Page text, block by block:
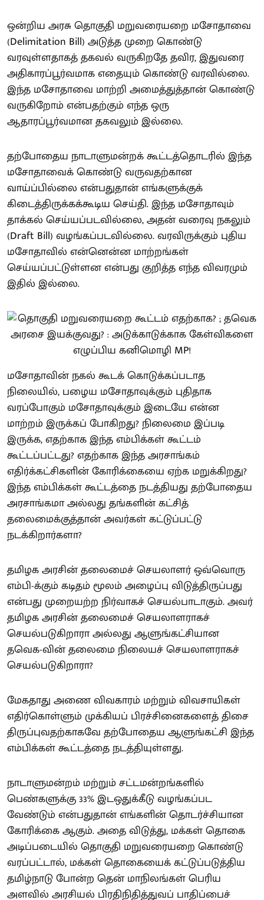
ஒன்றிய அரசு தொகுதி மறுவரையறை மசோதாவை
(Delimitation Bill) அடுத்த முறை கொண்டு
வரவுள்ளதாகத் தகவல் வருகிறதே தவிர, இதுவரை
அதிகாரப்பூர்வமாக எதையும் கொண்டு வரவில்லை.
இந்த மசோதாவை மாற்றி அமைத்துத்தான் கொண்டு
வருகிறோம் என்பதற்கும் எந்த ஒரு
ஆதாரப்பூர்வமான தகவலும் இல்லை.
தற்போதைய நாடாளுமன்றக் கூட்டத்தொடரில் இந்த
மசோதாவைக் கொண்டு வருவதற்கான
வாய்ப்பில்லை என்பதுதான் எங்களுக்குக்
கிடைத்திருக்கக்கூடிய செய்தி. இந்த மசோதாவும்
தாக்கல் செய்யப்படவில்லை, அதன் வரைவு நகலும்
(Draft Bill) வழங்கப்படவில்லை. வரவிருக்கும் புதிய
மசோதாவில் என்னென்ன மாற்றங்கள்
செய்யப்பட்டுள்ளன என்பது குறித்த எந்த விவரமும்
இதில் இல்லை.
மசோதாவின் நகல் கூடக் கொடுக்கப்படாத
நிலையில், பழைய மசோதாவுக்கும் புதிதாக
வரப்போகும் மசோதாவுக்கும் இடையே என்ன
மாற்றம் இருக்கப் போகிறது? நிலைமை இப்படி
இருக்க, எதற்காக இந்த எம்பிக்கள் கூட்டம்
கூட்டப்பட்டது? எதற்காக இந்த அரசாங்கம்
எதிர்க்கட்சிகளின் கோரிக்கையை ஏற்க மறுக்கிறது?
இந்த எம்பிக்கள் கூட்டத்தை நடத்தியது தற்போதைய
அரசாங்கமா அல்லது தங்களின் கட்சித்
தலைமைக்குத்தான் அவர்கள் கட்டுப்பட்டு
நடக்கிறார்களா?
தமிழக அரசின் தலைமைச் செயலாளர் ஒவ்வொரு
எம்பி-க்கும் கடிதம் மூலம் அழைப்பு விடுத்திருப்பது
என்பது முறையற்ற நிர்வாகச் செயல்பாடாகும். அவர்
தமிழக அரசின் தலைமைச் செயலாளராகச்
செயல்படுகிறாரா அல்லது ஆளுங்கட்சியான
தவெக-வின் தலைமை நிலையச் செயலாளராகச்
செயல்படுகிறாரா?
மேகதாது அணை விவகாரம் மற்றும் விவசாயிகள்
எதிர்கொள்ளும் முக்கியப் பிரச்சினைகளைத் திசை
திருப்புவதற்காகவே தற்போதைய ஆளுங்கட்சி இந்த
எம்பிக்கள் கூட்டத்தை நடத்தியுள்ளது.
நாடாளுமன்றம் மற்றும் சட்டமன்றங்களில்
பெண்களுக்கு 33% இடஒதுக்கீடு வழங்கப்பட
வேண்டும் என்பதுதான் எங்களின் தொடர்ச்சியான
கோரிக்கை ஆகும். அதை விடுத்து, மக்கள் தொகை
அடிப்படையில் தொகுதி மறுவரையறை கொண்டு
வரப்பட்டால், மக்கள் தொகையைக் கட்டுப்படுத்திய
தமிழ்நாடு போன்ற தென் மாநிலங்கள் பெரிய
அளவில் அரசியல் பிரதிநிதித்துவப் பாதிப்பைச்